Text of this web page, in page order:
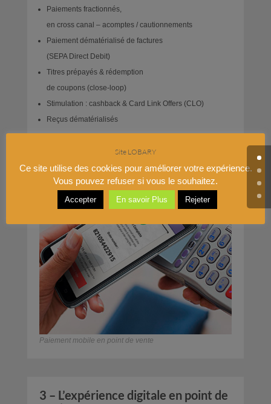
Paiements fractionnés,
en cross canal – acomptes / cautionnements
Paiement dématérialisé de factures
(SEPA Direct Debit)
Titres prépayés & rédemption
de coupons (close-loop)
Stimulation : cashback & Card Link Offers (CLO)
Reçus dématérialisés
Paiement mobile en point de vente
3 – L’expérience digitale en point de
Site LOBARY
Ce site utilise des cookies pour améliorer votre expérience.
Vous pouvez refuser si vous le souhaitez.
Accepter En savoir Plus Rejeter